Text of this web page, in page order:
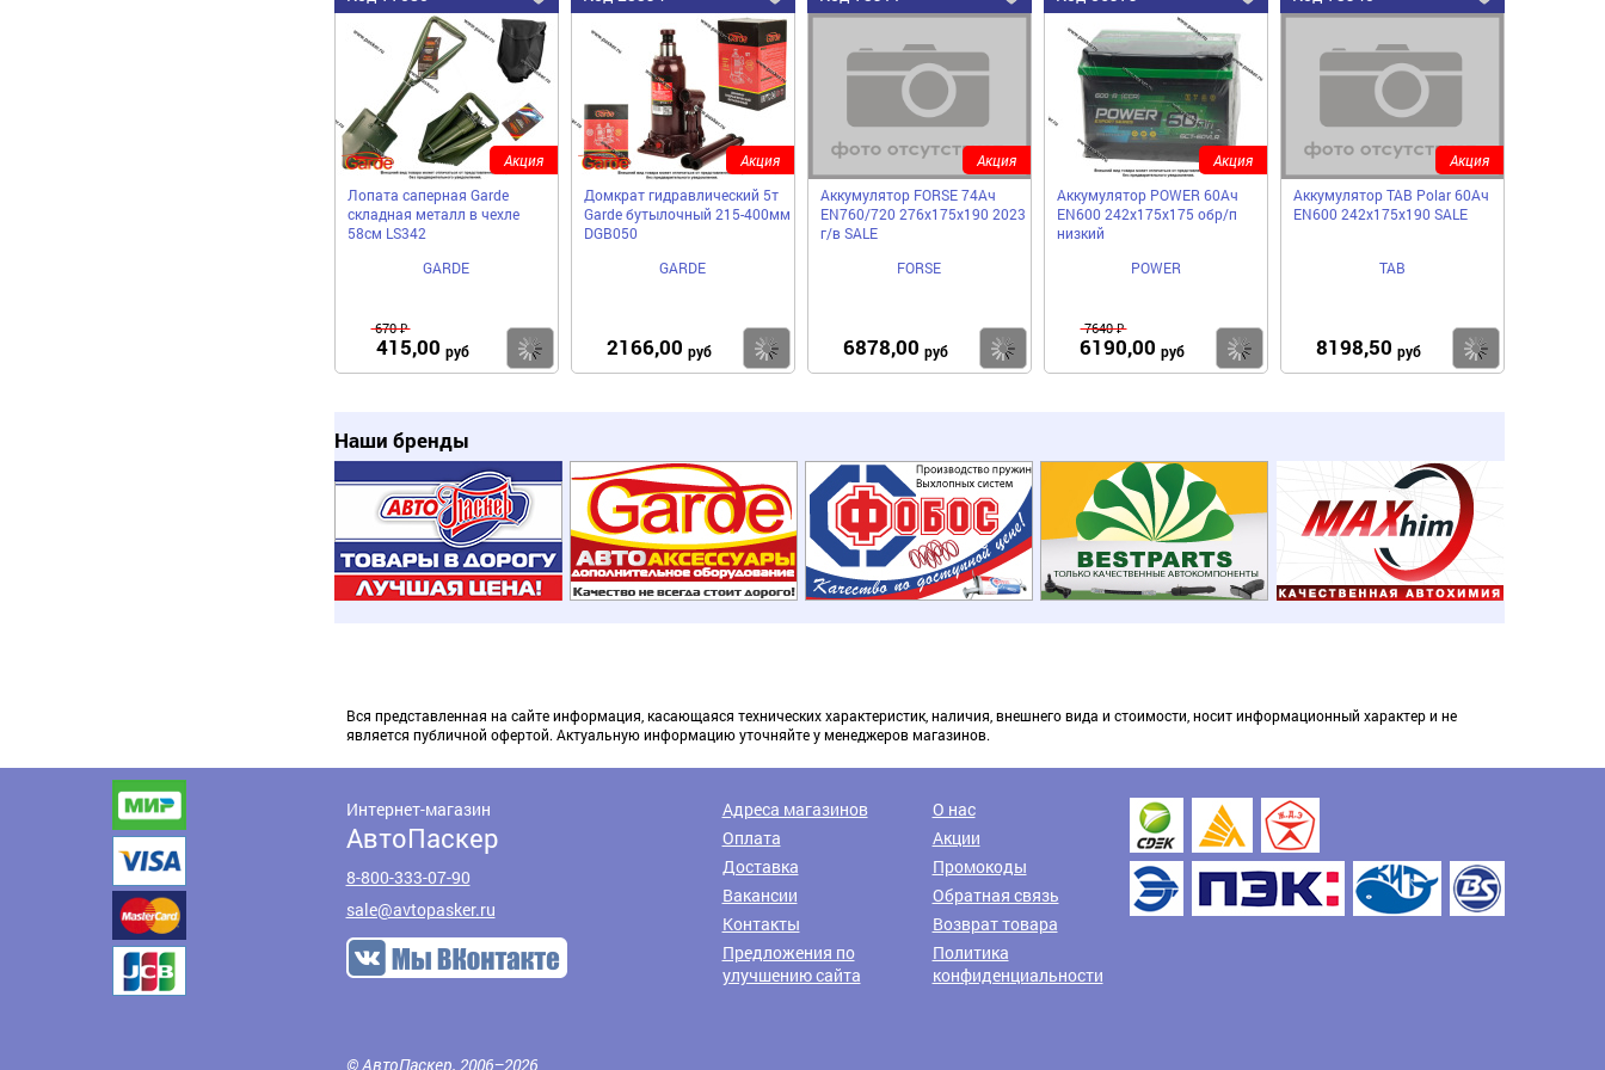
Лопата саперная Garde
складная металл в чехле
58см LS342
GARDE
670 ₽
415,00 руб Купить
Акция
Домкрат гидравлический 5т
Garde бутылочный 215-400мм
DGB050
GARDE
2166,00 руб Купить
Акция
Аккумулятор FORSE 74Ач
EN760/720 276х175х190 2023
г/в SALE
FORSE
6878,00 руб Купить
Акция
Аккумулятор POWER 60Ач
EN600 242х175х175 обр/п
низкий
POWER
7640 ₽
6190,00 руб Купить
Акция
Аккумулятор TAB Polar 60Ач
EN600 242х175х190 SALE
TAB
8198,50 руб
Акция
Наши бренды
Вся представленная на сайте информация, касающаяся технических характеристик, наличия, внешнего вида и стоимости, носит информационный характер и не
является публичной офертой. Актуальную информацию уточняйте у менеджеров магазинов.
Интернет-магазин
АвтоПаскер
8-800-333-07-90
sale@avtopasker.ru
Адреса магазинов
О нас
Оплата
Акции
Доставка
Промокоды
Вакансии
Обратная связь
Контакты
Возврат товара
Предложения по
улучшению сайта
Политика
конфиденциальности
Доставка транспортными компаниями
© АвтоПаскер, 2006–2026